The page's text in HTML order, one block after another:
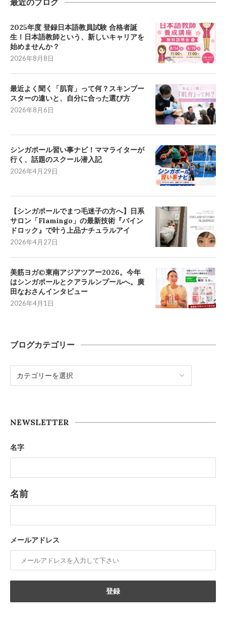
最近のブログ
2025年度 登録日本語教員試験 合格者誕
生！日本語教師という、新しいキャリアを
始めませんか？
2026年8月8日
最近よく聞く「肌育」って何？スキンブー
スターの違いと、自分に合った選び方
2026年8月6日
シンガポール習い事ナビ！ママライターが
行く、話題のスクール潜入記
2026年4月29日
【シンガポールでまつ毛迷子の方へ】日系
サロン「Flamingo」の最新技術『バイン
ドロック』で叶う上品ナチュラルアイ
2026年4月27日
美筋ヨガ©東南アジアツアー2026。今年
はシンガポールとクアラルンプールへ。廣
田なおさんインタビュー
2026年4月1日
ブログカテゴリー
NEWSLETTER
名字
名前
メールアドレス